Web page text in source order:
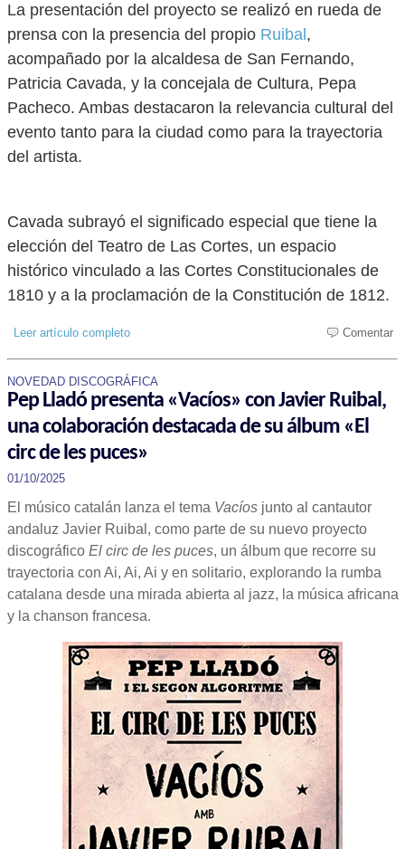
La presentación del proyecto se realizó en rueda de
prensa con la presencia del propio Ruibal ,
acompañado por la alcaldesa de San Fernando,
Patricia Cavada, y la concejala de Cultura, Pepa
Pacheco. Ambas destacaron la relevancia cultural del
evento tanto para la ciudad como para la trayectoria
del artista.
Cavada subrayó el significado especial que tiene la
elección del Teatro de Las Cortes, un espacio
histórico vinculado a las Cortes Constitucionales de
1810 y a la proclamación de la Constitución de 1812.
Leer artículo completo Comentar
NOVEDAD DISCOGRÁFICA
Pep Lladó presenta «Vacíos» con Javier Ruibal,
una colaboración destacada de su álbum «El
circ de les puces»
01/10/2025
El músico catalán lanza el tema Vacíos junto al cantautor
andaluz Javier Ruibal, como parte de su nuevo proyecto
discográfico El circ de les puces, un álbum que recorre su
trayectoria con Ai, Ai, Ai y en solitario, explorando la rumba
catalana desde una mirada abierta al jazz, la música africana
y la chanson francesa.